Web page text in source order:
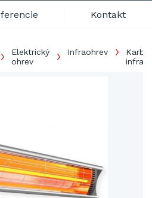
Kontakt
Elektrický
ohrev
Infraohrev